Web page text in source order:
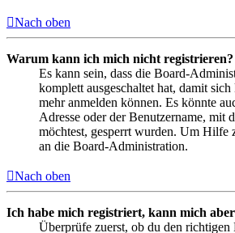
Nach oben
Warum kann ich mich nicht registrieren?
Es kann sein, dass die Board-
komplett ausgeschaltet hat, damit
mehr anmelden können. Es könnte
Adresse oder der Benutzername, mit
möchtest, gesperrt wurden. Um Hilfe
an die Board-Administration.
Nach oben
Ich habe mich registriert, kann mich
Überprüfe zuerst, ob du den richtigen